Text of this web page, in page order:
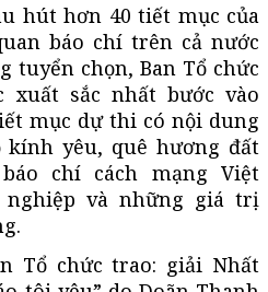
hút hơn 40 tiết mục của
báo chí trên cả nước
tuyển chọn, Ban Tổ chức
sắc nhất bước vào
mục dự thi có nội dung
kính yêu, quê hương đất
chí cách mạng Việt
và những giá trị
Tổ chức trao: giải Nhất